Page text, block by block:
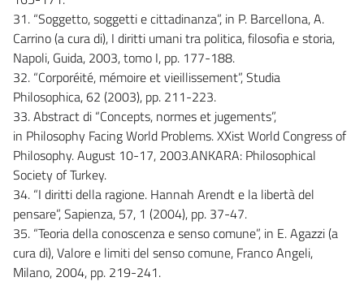
31. “Soggetto, soggetti e cittadinanza”, in P. Barcellona, A.
Carrino (a cura di), I diritti umani tra politica, filosofia e storia,
Napoli, Guida, 2003, tomo I, pp. 177-188.
32. “Corporéité, mémoire et vieillissement”, Studia
Philosophica, 62 (2003), pp. 211-223.
33. Abstract di “Concepts, normes et jugements”,
in Philosophy Facing World Problems. XXist World Congress of
Philosophy. August 10-17, 2003.ANKARA: Philosophical
Society of Turkey.
34. “I diritti della ragione. Hannah Arendt e la libertà del
pensare”, Sapienza, 57, 1 (2004), pp. 37-47.
35. “Teoria della conoscenza e senso comune”, in E. Agazzi (a
cura di), Valore e limiti del senso comune, Franco Angeli,
Milano, 2004, pp. 219-241.